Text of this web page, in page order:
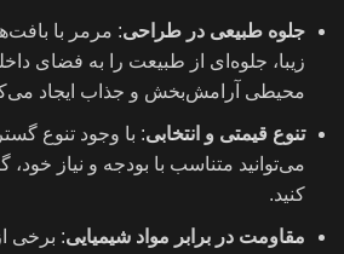
جلوه طبیعی در طراحی: مرمر با
زیبا، جلوه‌ای از طبیعت را به فضای
محیطی آرامش‌بخش و جذاب ایجاد
تنوع قیمتی و انتخابی: با وجود تنوع
می‌توانید متناسب با بودجه و نیاز
کنید.
مقاومت در برابر مواد شیمیایی: برخی